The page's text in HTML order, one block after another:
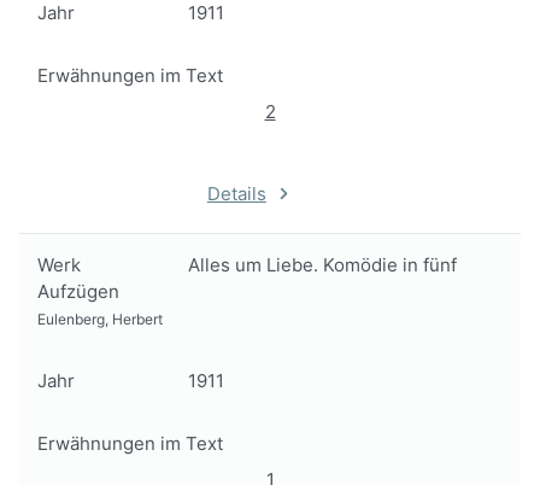
Jahr 1911
Erwähnungen im Text
2
Details
Werk
Alles um Liebe. Komödie in fünf
Aufzügen
Eulenberg, Herbert
Jahr 1911
Erwähnungen im Text
1